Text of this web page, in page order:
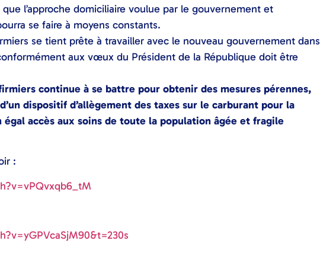
l’approche domiciliaire voulue par le gouvernement et
se faire à moyens constants.
se tient prête à travailler avec le nouveau gouvernement dans
aux vœux du Président de la République doit être
continue à se battre pour obtenir des mesures pérennes,
dispositif d’allègement des taxes sur le carburant pour la
accès aux soins de toute la population âgée et fragile
: